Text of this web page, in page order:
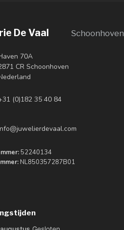
De Vaal Schoonhoven
70A
CR Schoonhoven
(0)182 35 40 84
52240134
NL850357287B01